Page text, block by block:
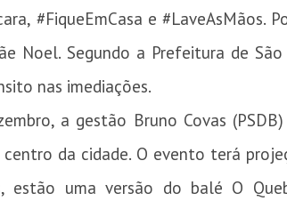
#FiqueEmCasa e #LaveAsMãos.
Noel. Segundo a Prefeitura de
nas imediações.
a gestão Bruno Covas
da cidade. O evento terá
estão uma versão do balé O